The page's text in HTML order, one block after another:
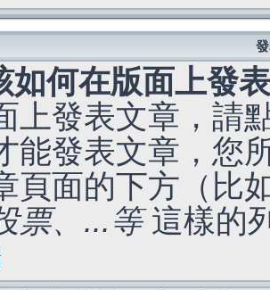
如何在版面上發
上發表文章，請
能發表文章，您
頁面的下方（比
票、...等這樣的